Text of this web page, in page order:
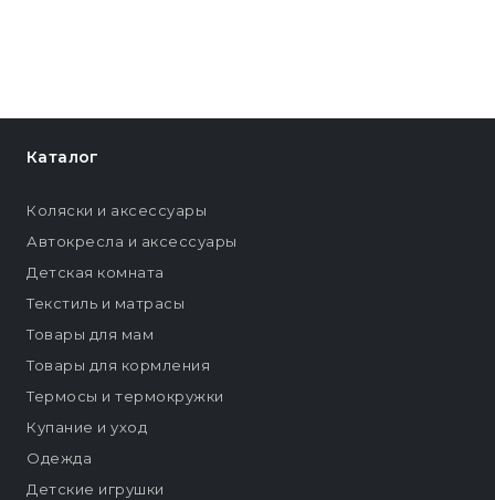
Каталог
Коляски и аксессуары
Автокресла и аксессуары
Детская комната
Текстиль и матрасы
Товары для мам
Товары для кормления
Термосы и термокружки
Купание и уход
Одежда
Детские игрушки